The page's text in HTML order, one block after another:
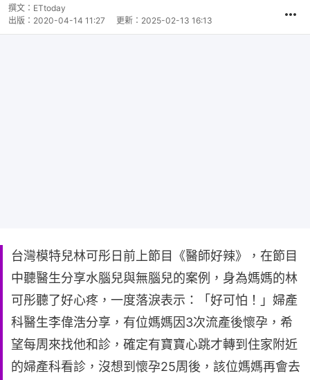
撰文： ETtoday
出版： 2020-04-14 11:27 更新： 2025-02-13 16:13
台灣模特兒林可彤日前上節目《醫師好辣》，在節目
中聽醫生分享水腦兒與無腦兒的案例，身為媽媽的林
可彤聽了好心疼，一度落淚表示：「好可怕！」婦產
科醫生李偉浩分享，有位媽媽因3次流產後懷孕，希
望每周來找他和診，確定有寶寶心跳才轉到住家附近
的婦產科看診，沒想到懷孕25周後，該位媽媽再會去